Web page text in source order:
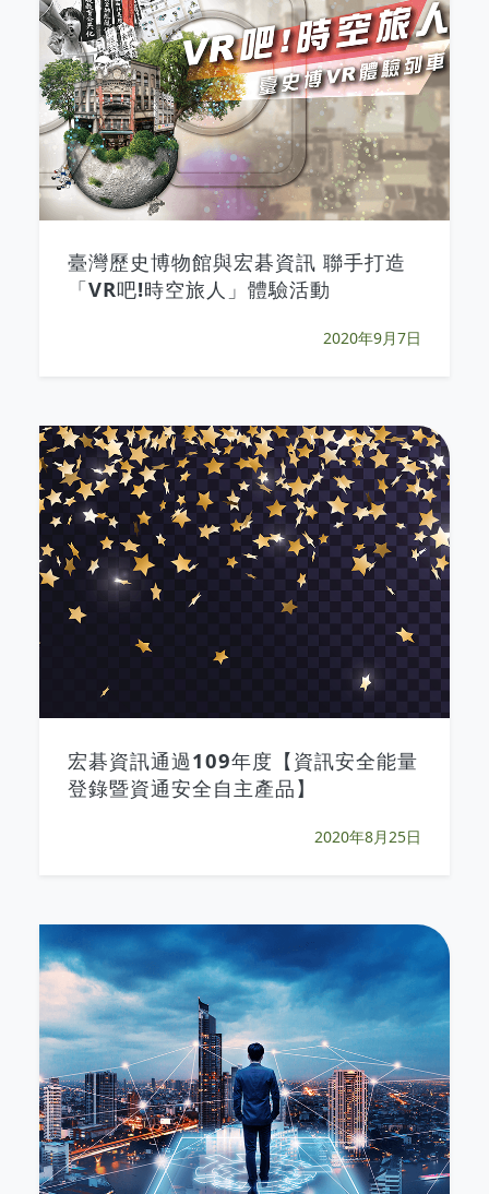
臺灣歷史博物館與宏碁資訊 聯手打造
「VR吧!時空旅人」體驗活動
2020年9月7日
宏碁資訊通過109年度【資訊安全能量
登錄暨資通安全自主產品】
2020年8月25日